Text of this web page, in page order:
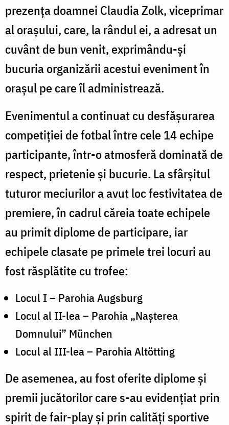
prezența doamnei Claudia Zolk, viceprimar
al orașului, care, la rândul ei, a adresat un
cuvânt de bun venit, exprimându-și
bucuria organizării acestui eveniment în
orașul pe care îl administrează.
Evenimentul a continuat cu desfășurarea
competiției de fotbal între cele 14 echipe
participante, într-o atmosferă dominată de
respect, prietenie și bucurie. La sfârșitul
tuturor meciurilor a avut loc festivitatea de
premiere, în cadrul căreia toate echipele
au primit diplome de participare, iar
echipele clasate pe primele trei locuri au
fost răsplătite cu trofee:
Locul I – Parohia Augsburg
Locul al II-lea – Parohia „Nașterea
Domnului” München
Locul al III-lea – Parohia Altötting
De asemenea, au fost oferite diplome și
premii jucătorilor care s-au evidențiat prin
spirit de fair-play și prin calități sportive